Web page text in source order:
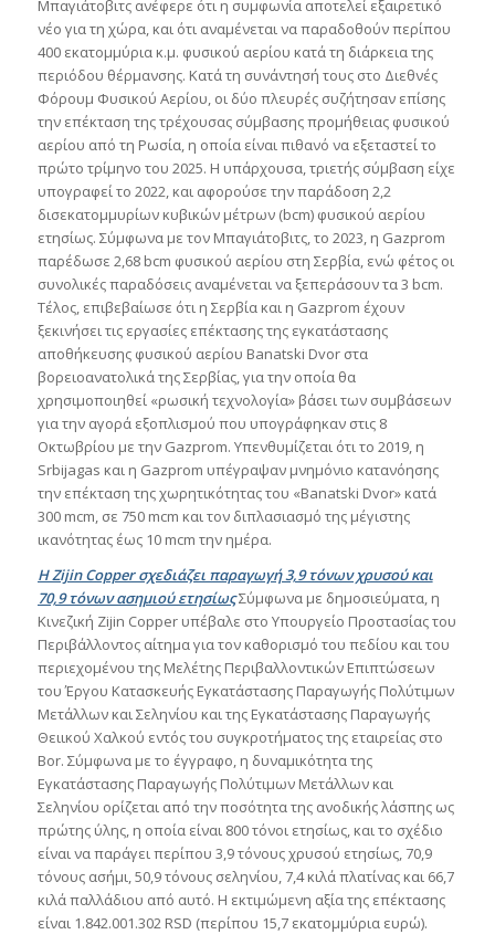
Μπαγιάτοβιτς ανέφερε ότι η συμφωνία αποτελεί εξαιρετικό
νέο για τη χώρα, και ότι αναμένεται να παραδοθούν περίπου
400 εκατομμύρια κ.μ. φυσικού αερίου κατά τη διάρκεια της
περιόδου θέρμανσης. Κατά τη συνάντησή τους στο Διεθνές
Φόρουμ Φυσικού Αερίου, οι δύο πλευρές συζήτησαν επίσης
την επέκταση της τρέχουσας σύμβασης προμήθειας φυσικού
αερίου από τη Ρωσία, η οποία είναι πιθανό να εξεταστεί το
πρώτο τρίμηνο του 2025. Η υπάρχουσα, τριετής σύμβαση είχε
υπογραφεί το 2022, και αφορούσε την παράδοση 2,2
δισεκατομμυρίων κυβικών μέτρων (bcm) φυσικού αερίου
ετησίως. Σύμφωνα με τον Μπαγιάτοβιτς, το 2023, η Gazprom
παρέδωσε 2,68 bcm φυσικού αερίου στη Σερβία, ενώ φέτος οι
συνολικές παραδόσεις αναμένεται να ξεπεράσουν τα 3 bcm.
Τέλος, επιβεβαίωσε ότι η Σερβία και η Gazprom έχουν
ξεκινήσει τις εργασίες επέκτασης της εγκατάστασης
αποθήκευσης φυσικού αερίου Banatski Dvor στα
βορειοανατολικά της Σερβίας, για την οποία θα
χρησιμοποιηθεί «ρωσική τεχνολογία» βάσει των συμβάσεων
για την αγορά εξοπλισμού που υπογράφηκαν στις 8
Οκτωβρίου με την Gazprom. Υπενθυμίζεται ότι το 2019, η
Srbijagas και η Gazprom υπέγραψαν μνημόνιο κατανόησης
την επέκταση της χωρητικότητας του «Banatski Dvor» κατά
300 mcm, σε 750 mcm και τον διπλασιασμό της μέγιστης
ικανότητας έως 10 mcm την ημέρα.
Η Zijin Copper σχεδιάζει παραγωγή 3,9 τόνων χρυσού και
70,9 τόνων ασημιού ετησίωςΣύμφωνα με δημοσιεύματα, η
Κινεζική Zijin Copper υπέβαλε στο Υπουργείο Προστασίας του
Περιβάλλοντος αίτημα για τον καθορισμό του πεδίου και του
περιεχομένου της Μελέτης Περιβαλλοντικών Επιπτώσεων
του Έργου Κατασκευής Εγκατάστασης Παραγωγής Πολύτιμων
Μετάλλων και Σεληνίου και της Εγκατάστασης Παραγωγής
Θειικού Χαλκού εντός του συγκροτήματος της εταιρείας στο
Bor. Σύμφωνα με το έγγραφο, η δυναμικότητα της
Εγκατάστασης Παραγωγής Πολύτιμων Μετάλλων και
Σεληνίου ορίζεται από την ποσότητα της ανοδικής λάσπης ως
πρώτης ύλης, η οποία είναι 800 τόνοι ετησίως, και το σχέδιο
είναι να παράγει περίπου 3,9 τόνους χρυσού ετησίως, 70,9
τόνους ασήμι, 50,9 τόνους σεληνίου, 7,4 κιλά πλατίνας και 66,7
κιλά παλλάδιου από αυτό. Η εκτιμώμενη αξία της επέκτασης
είναι 1.842.001.302 RSD (περίπου 15,7 εκατομμύρια ευρώ).